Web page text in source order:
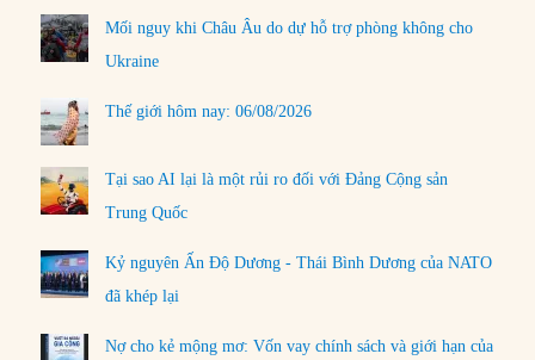
Mối nguy khi Châu Âu do dự hỗ trợ phòng không cho
Ukraine
Thế giới hôm nay: 06/08/2026
Tại sao AI lại là một rủi ro đối với Đảng Cộng sản
Trung Quốc
Kỷ nguyên Ấn Độ Dương - Thái Bình Dương của NATO
đã khép lại
Nợ cho kẻ mộng mơ: Vốn vay chính sách và giới hạn của